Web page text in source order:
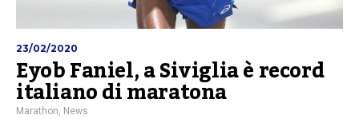
23/02/2020
Eyob Faniel, a Siviglia è record
italiano di maratona
Marathon News